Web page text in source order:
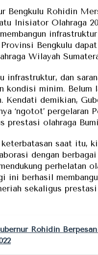
Bengkulu Rohidin
Inisiator Olahraga
Provinsi Bengkulu
Wilayah
infrastruktur, dan
kondisi minim. Belum
Kendati demikian,
‘ngotot’ pergelaran
prestasi olahraga
keterbatasan saat itu,
dengan
perhelatan
ini berhasil
sekaligus
Rohidin